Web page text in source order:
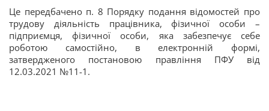
Це передбачено п. 8 Порядку подання відомостей про
трудову діяльність працівника, фізичної особи –
підприємця, фізичної особи, яка забезпечує себе
роботою самостійно, в електронній формі,
затвердженого постановою правління ПФУ від
12.03.2021 №11-1.